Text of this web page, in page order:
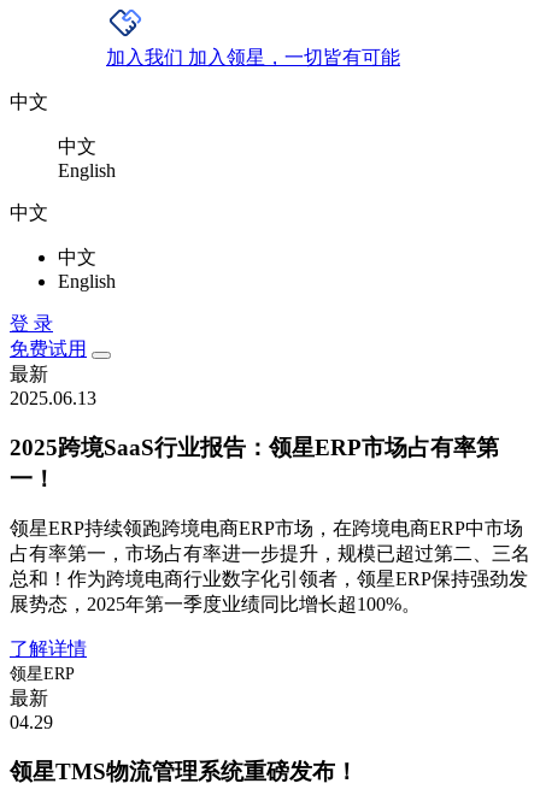
加入我们 加入领星，一切皆有可能
中文
中文
English
中文
中文
English
登 录
免费试用
最新
2025.06.13
2025跨境SaaS行业报告：领星ERP市场占有率第
一！
领星ERP持续领跑跨境电商ERP市场，在跨境电商ERP中市场
占有率第一，市场占有率进一步提升，规模已超过第二、三名
总和！作为跨境电商行业数字化引领者，领星ERP保持强劲发
展势态，2025年第一季度业绩同比增长超100%。
了解详情
领星ERP
最新
04.29
领星TMS物流管理系统重磅发布！